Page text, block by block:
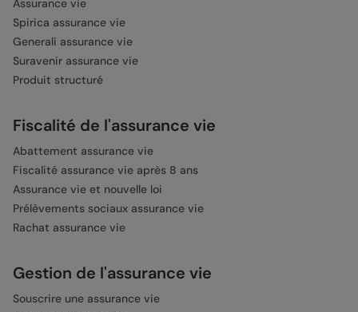
Spirica assurance vie
Generali assurance vie
Suravenir assurance vie
Produit structuré
Fiscalité de l'assurance vie
Abattement assurance vie
Fiscalité assurance vie après 8 ans
Assurance vie et nouvelle loi
Prélèvements sociaux assurance vie
Rachat assurance vie
Gestion de l'assurance vie
Souscrire une assurance vie